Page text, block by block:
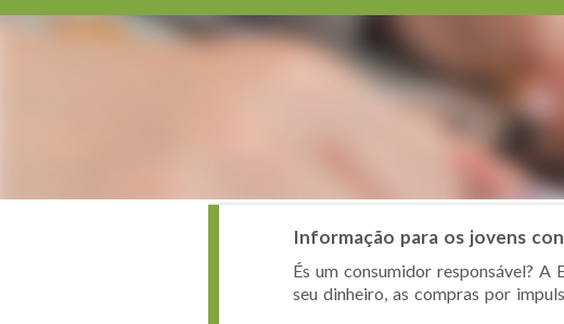
Informação para os jovens
És um consumidor responsável?
seu dinheiro, as compras por